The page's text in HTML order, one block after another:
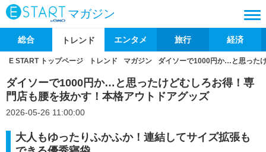
マガジン
総合 トレンド エンタメ 旅行 経済
E START トップページ トレンド マガジン ダイソーで1000円か…と思った
ダイソーで1000円か…と思ったけどむしろお得！専
門店も腰を抜かす！本格アウトドアグッズ
2026-05-26 11:00:00
大人もゆったりふかふか！連結してサイズ拡張も